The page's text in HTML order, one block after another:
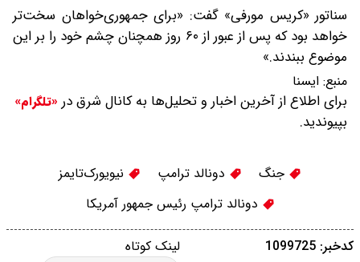
سناتور «کریس مورفی» گفت: «برای جمهوری‌خواهان سخت‌تر
خواهد بود که پس از عبور از ۶۰ روز همچنان چشم خود را بر این
موضوع ببندند.»
منبع: ايسنا
برای اطلاع از آخرین اخبار و تحلیل‌ها به کانال شرق در «تلگرام»
بپیوندید.
جنگ دونالد ترامپ
نیویورک‌تایمز
دونالد ترامپ رئیس جمهور آمریکا
لینک کوتاه کدخبر: 1099725